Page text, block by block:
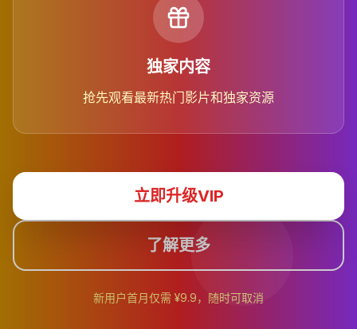
独家内容
抢先观看最新热门影片和独家资源
立即升级VIP
了解更多
新用户首月仅需 ¥9.9，随时可取消